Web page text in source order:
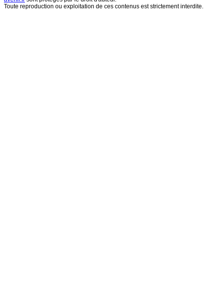
Toute reproduction ou exploitation de ces contenus est strictement interdite.